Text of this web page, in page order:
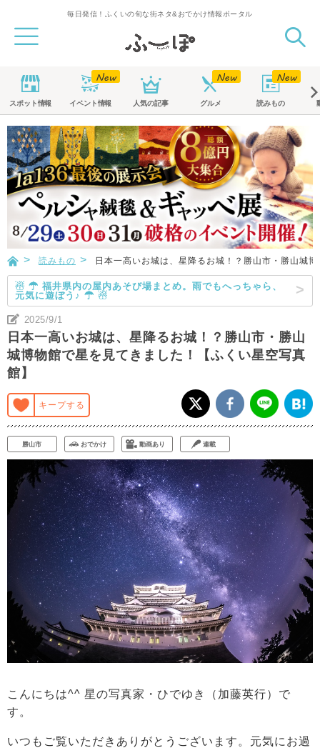
毎日発信！ふくいの旬な街ネタ&おでかけ情報ポータル
スポット情報 イベント情報 人気の記事 グルメ 読みもの
読みもの 日本一高いお城は、星降るお城！？勝山市・勝山城
☃ ☂ 福井県内の屋内あそび場まとめ。雨でもへっちゃら、
元気に遊ぼう♪ ☂ ☃
2025/9/1
日本一高いお城は、星降るお城！？勝山市・勝山
城博物館で星を見てきました！【ふくい星空写真
館】
キープする
勝山市 おでかけ 動画あり 連載
こんにちは^^ 星の写真家・ひでゆき（加藤英行）で
す。
いつもご覧いただきありがとうございます。元気にお過